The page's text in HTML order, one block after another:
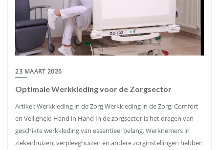
23 MAART 2026
Optimale Werkkleding voor de Zorgsector
Artikel: Werkkleding in de Zorg Werkkleding in de Zorg: Comfort
en Veiligheid Hand in Hand In de zorgsector is het dragen van
geschikte werkkleding van essentieel belang. Werknemers in
ziekenhuizen, verpleeghuizen en andere zorginstellingen hebben